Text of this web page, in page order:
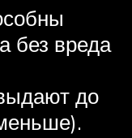
без вреда
до